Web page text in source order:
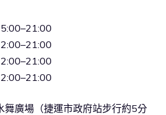
廣場（捷運市政府站步行約5分